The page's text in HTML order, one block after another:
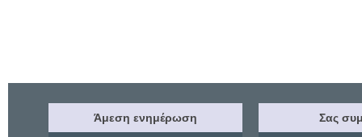
Άμεση ενημέρωση Σας